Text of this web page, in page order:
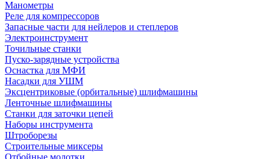
Манометры
Реле для компрессоров
Запасные части для нейлеров и степлеров
Электроинструмент
Точильные станки
Пуско-зарядные устройства
Оснастка для МФИ
Насадки для УШМ
Эксцентриковые (орбитальные) шлифмашины
Ленточные шлифмашины
Станки для заточки цепей
Наборы инструмента
Штроборезы
Строительные миксеры
Отбойные молотки